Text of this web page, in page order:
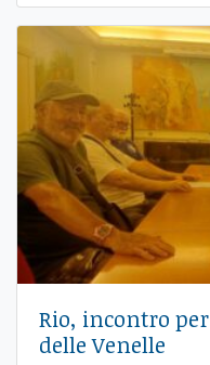
Rio, incontro
delle Venelle